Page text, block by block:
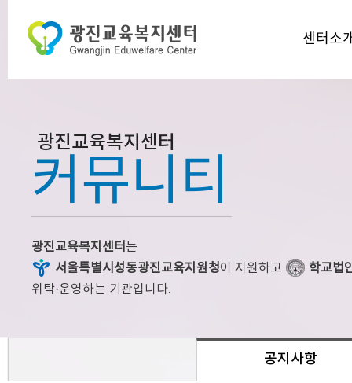
센터소
광진교육복지센터
커뮤니티
광진교육복지센터 는
서울특별시성동광진교육지원청이 지원하고
학교법
위탁·운영하는 기관입니다.
공지사항